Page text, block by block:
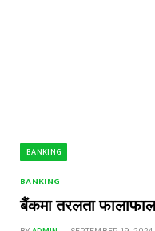
BANKING
BANKING
बैंकमा तरलता